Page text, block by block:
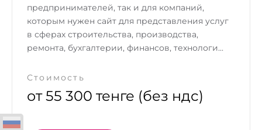
предпринимателей, так и для компаний,
которым нужен сайт для представления услуг
в сферах строительства, производства,
ремонта, бухгалтерии, финансов, технологи...
Стоимость
от 55 300 тенге (без ндс)